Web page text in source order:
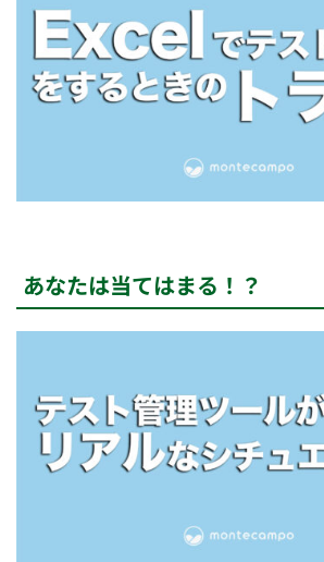
あなたは当てはまる！？